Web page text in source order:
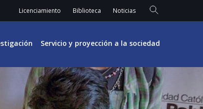
Licenciamiento Biblioteca Noticias
Servicio y proyección a la sociedad